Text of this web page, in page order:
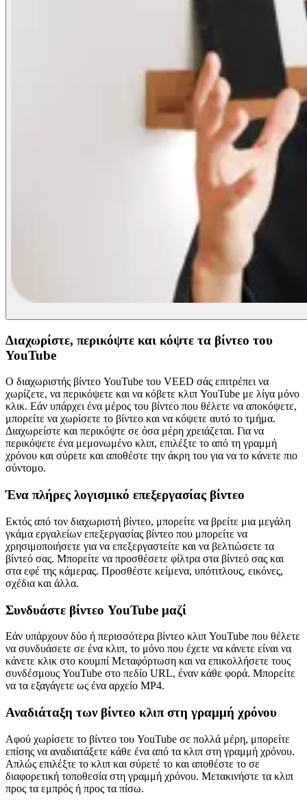
Διαχωρίστε, περικόψτε και κόψτε τα βίντεο του
YouTube
Ο διαχωριστής βίντεο YouTube του VEED σάς επιτρέπει να
χωρίζετε, να περικόψετε και να κόβετε κλιπ YouTube με λίγα μόνο
κλικ. Εάν υπάρχει ένα μέρος του βίντεο που θέλετε να αποκόψετε,
μπορείτε να χωρίσετε το βίντεο και να κόψετε αυτό το τμήμα.
Διαχωρείστε και περικόψτε σε όσα μέρη χρειάζεται. Για να
περικόψετε ένα μεμονωμένο κλιπ, επιλέξτε το από τη γραμμή
χρόνου και σύρετε και αποθέστε την άκρη του για να το κάνετε πιο
σύντομο.
Ένα πλήρες λογισμικό επεξεργασίας βίντεο
Εκτός από τον διαχωριστή βίντεο, μπορείτε να βρείτε μια μεγάλη
γκάμα εργαλείων επεξεργασίας βίντεο που μπορείτε να
χρησιμοποιήσετε για να επεξεργαστείτε και να βελτιώσετε τα
βίντεό σας. Μπορείτε να προσθέσετε φίλτρα στα βίντεό σας και
στα εφέ της κάμερας. Προσθέστε κείμενα, υπότιτλους, εικόνες,
σχέδια και άλλα.
Συνδυάστε βίντεο YouTube μαζί
Εάν υπάρχουν δύο ή περισσότερα βίντεο κλιπ YouTube που θέλετε
να συνδυάσετε σε ένα κλιπ, το μόνο που έχετε να κάνετε είναι να
κάνετε κλικ στο κουμπί Μεταφόρτωση και να επικολλήσετε τους
συνδέσμους YouTube στο πεδίο URL, έναν κάθε φορά. Μπορείτε
να τα εξαγάγετε ως ένα αρχείο MP4.
Αναδιάταξη των βίντεο κλιπ στη γραμμή χρόνου
Αφού χωρίσετε το βίντεο του YouTube σε πολλά μέρη, μπορείτε
επίσης να αναδιατάξετε κάθε ένα από τα κλιπ στη γραμμή χρόνου.
Απλώς επιλέξτε το κλιπ και σύρετέ το και αποθέστε το σε
διαφορετική τοποθεσία στη γραμμή χρόνου. Μετακινήστε τα κλιπ
προς τα εμπρός ή προς τα πίσω.